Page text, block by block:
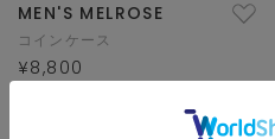
MEN'S MELROSE
コインケース
¥8,800